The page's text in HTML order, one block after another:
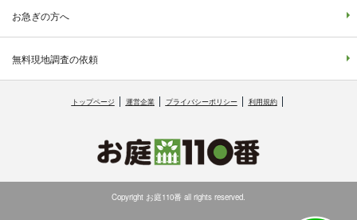
お急ぎの方へ
無料現地調査の依頼
トップページ 運営企業 プライバシーポリシー 利用規約
Copyright お庭110番 all rights reserved.